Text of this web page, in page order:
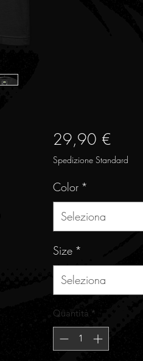
29,90 €Prezzo
Spedizione Standard
Color *
Seleziona
Size *
Seleziona
Quantità *